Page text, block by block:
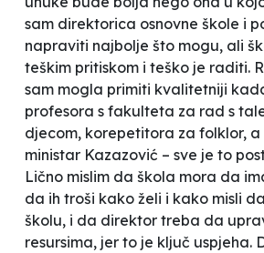
sam direktorica osnovne škole i
napraviti najbolje što mogu, ali
teškim pritiskom i teško je raditi.
sam mogla primiti kvalitetniji
profesora s fakulteta za rad s
djecom, korepetitora za folklor,
ministar Kazazović – sve je to
Lično mislim da škola mora da
da ih troši kako želi i kako misli
školu, i da direktor treba da
resursima, jer to je ključ uspjeha.